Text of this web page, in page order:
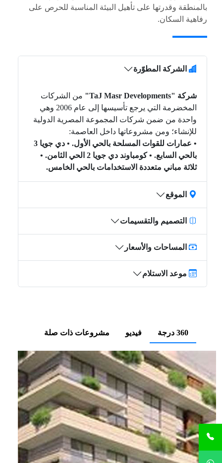
بالمنطقة وقدرتها على تأهيل البيئة المناسبة للحرص على
رفاهية السكان.
الشركة المطوّرة
شركة "TaJ Masr Developments"
من الشركات
المخضرمة التي يرجع تأسيسها إلى عام 2006 وهي
واحدة من ضمن شركات المجموعة المصرية الدولية
للإنشاء؛ ومن مشروعاتها داخل العاصمة:
• عمارات للقوات المسلحة بالحي الأول. • دي جويا 3
بالحي السابع. • كومباوند دي جويا 2 الحي الثامن. •
ثلاثة مباني متعددة الاستخدامات بالحي الخامس.
الموقع
التصميم والتقسيمات
المساحات والأسعار
موعد الاستلام
360 درجة فيديو مشروعات ذات صلة